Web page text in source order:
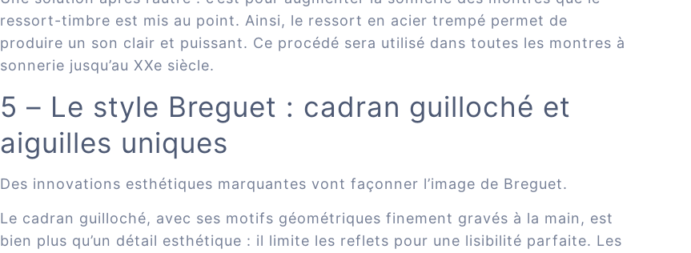
ressort-timbre est mis au point. Ainsi, le ressort en acier trempé permet de
produire un son clair et puissant. Ce procédé sera utilisé dans toutes les montres à
sonnerie jusqu’au XXe siècle.
5 – Le style Breguet : cadran guilloché et
aiguilles uniques
Des innovations esthétiques marquantes vont façonner l’image de Breguet.
Le cadran guilloché, avec ses motifs géométriques finement gravés à la main, est
bien plus qu’un détail esthétique : il limite les reflets pour une lisibilité parfaite. Les